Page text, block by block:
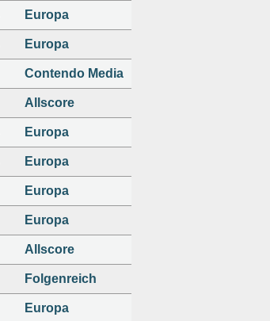
Europa
Europa
Contendo Media
Allscore
Europa
Europa
Europa
Europa
Allscore
Folgenreich
Europa